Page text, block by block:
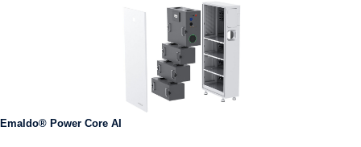
Emaldo® Power Core AI